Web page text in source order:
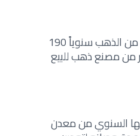
كذلك تأتي أمريكا في مقدمة الدول المنتجة للذهب حيث يبلغ إنتاجها من الذهب سنوياً 190
من مصنع ذهب للبيع
السنوي من معدن